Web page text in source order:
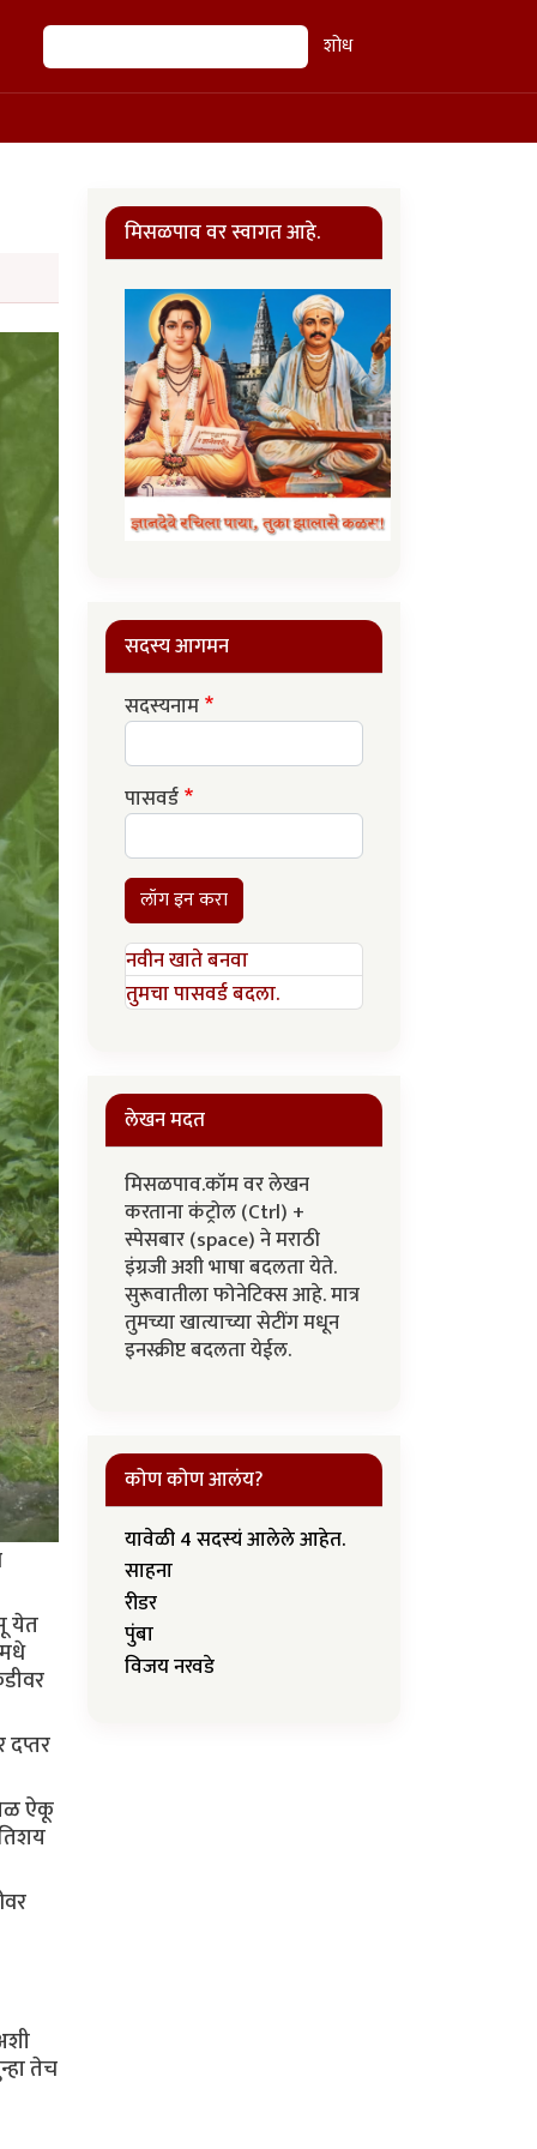
शोध शोध
येत
ऐकू
तेच
मिसळपाव वर स्वागत आहे.
सदस्य आगमन
सदस्यनाम
पासवर्ड
लॉग इन करा
नवीन खाते बनवा
तुमचा पासवर्ड बदला.
लेखन मदत
मिसळपाव.कॉम वर लेखन
करताना कंट्रोल (Ctrl) +
स्पेसबार (space) ने मराठी
इंग्रजी अशी भाषा बदलता येते.
सुरूवातीला फोनेटिक्स आहे. मात्र
तुमच्या खात्याच्या सेटींग मधून
इनस्क्रीप्ट बदलता येईल.
कोण कोण आलंय?
यावेळी 4 सदस्यं आलेले आहेत.
साहना
रीडर
पुंबा
विजय नरवडे